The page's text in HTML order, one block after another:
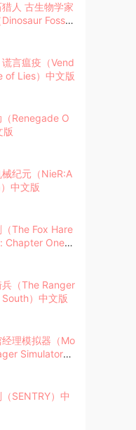
人 古生物学家
Fossil
文版
言瘟疫（Vend
of Lies）中文版
Renegade O
版
械纪元（NieR:A
中文版
The Fox Hare
Chapter One）
（The Ranger
）中文版
理模拟器（Mo
Simulator）
SENTRY）中